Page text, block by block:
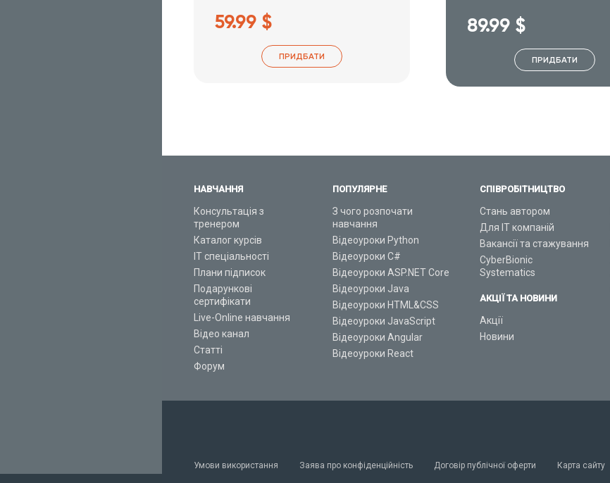
59.99 $
ПРИДБАТИ
89.99 $
ПРИДБАТИ
НАВЧАННЯ
Консультація з
тренером
Каталог курсів
ІТ спеціальності
Плани підписок
Подарункові
сертифікати
Live-Online навчання
Відео канал
Статті
Форум
ПОПУЛЯРНЕ
З чого розпочати
навчання
Відеоуроки Python
Відеоуроки C#
Відеоуроки ASP.NET Core
Відеоуроки Java
Відеоуроки HTML&CSS
Відеоуроки JavaScript
Відеоуроки Angular
Відеоуроки React
СПІВРОБІТНИЦТВО
Стань автором
Для ІТ компаній
Вакансії та стажування
CyberBionic
Systematics
АКЦІЇ ТА НОВИНИ
Акції
Новини
Умови використання Заява про конфіденційність Договір публічної оферти Карта сайту